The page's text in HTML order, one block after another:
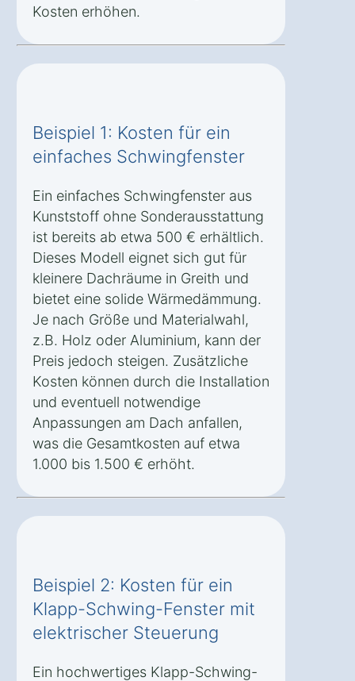
Kosten erhöhen.
Beispiel 1: Kosten für ein
einfaches Schwingfenster
Ein einfaches Schwingfenster aus
Kunststoff ohne Sonderausstattung
ist bereits ab etwa 500 € erhältlich.
Dieses Modell eignet sich gut für
kleinere Dachräume in Greith und
bietet eine solide Wärmedämmung.
Je nach Größe und Materialwahl,
z.B. Holz oder Aluminium, kann der
Preis jedoch steigen. Zusätzliche
Kosten können durch die Installation
und eventuell notwendige
Anpassungen am Dach anfallen,
was die Gesamtkosten auf etwa
1.000 bis 1.500 € erhöht.
Beispiel 2: Kosten für ein
Klapp-Schwing-Fenster mit
elektrischer Steuerung
Ein hochwertiges Klapp-Schwing-